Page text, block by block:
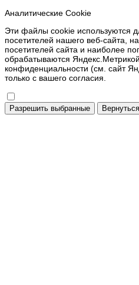
Аналитические Cookie
Эти файлы cookie используются
посетителей нашего веб-сайта,
посетителей сайта и наиболее
обрабатываются
конфиденциальности (см. сайт
только с вашего согласия.
Разрешить выбранные Вернуться